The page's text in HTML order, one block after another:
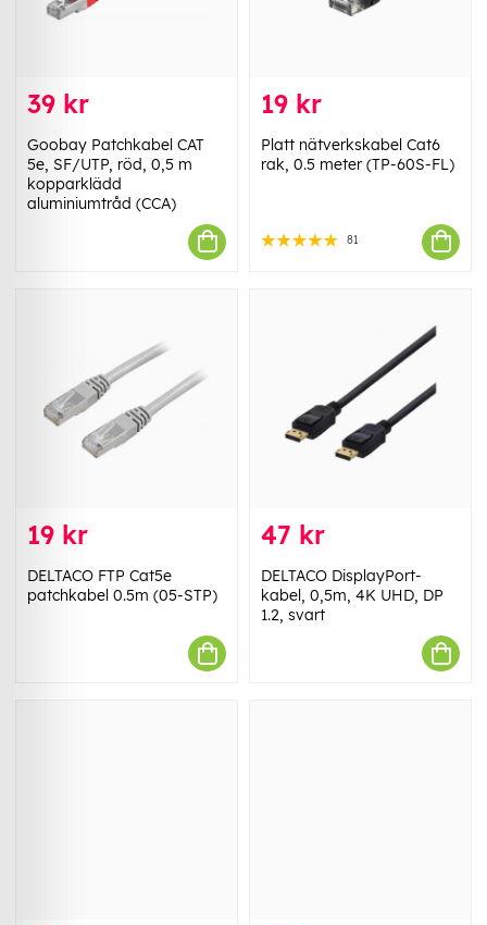
39 kr
Goobay Patchkabel CAT
5e, SF/UTP, röd, 0,5 m
kopparklädd
aluminiumtråd (CCA)
19 kr
Platt nätverkskabel Cat6
rak, 0.5 meter (TP-60S-FL)
81
19 kr
DELTACO FTP Cat5e
patchkabel 0.5m (05-STP)
47 kr
DELTACO DisplayPort-
kabel, 0,5m, 4K UHD, DP
1.2, svart